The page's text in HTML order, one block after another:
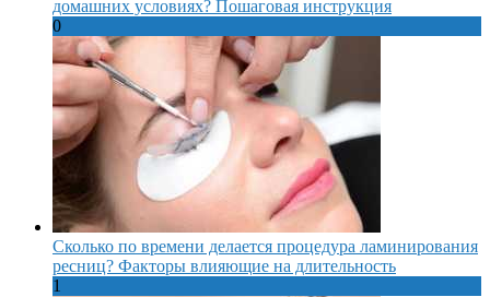
домашних условиях? Пошаговая инструкция
0
Сколько по времени делается процедура ламинирования
ресниц? Факторы влияющие на длительность
1